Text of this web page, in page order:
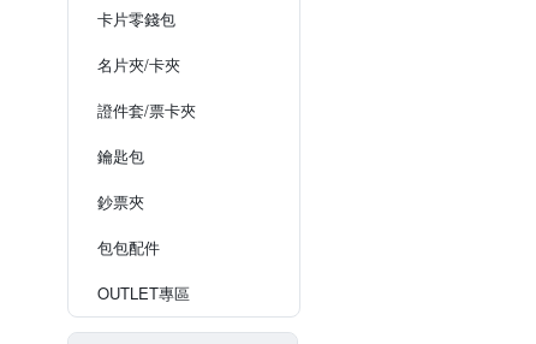
卡片零錢包
名片夾/卡夾
證件套/票卡夾
鑰匙包
鈔票夾
包包配件
OUTLET專區